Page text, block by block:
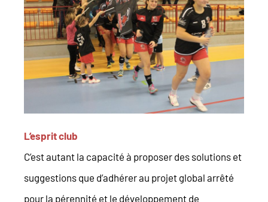
L’esprit club
C’est autant la capacité à proposer des solutions et
suggestions que d’adhérer au projet global arrêté
pour la pérennité et le développement de